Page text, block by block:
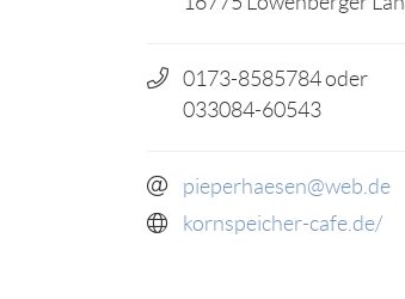
0173-8585784 oder
033084-60543
pieperhaesen@web.de
kornspeicher-cafe.de/